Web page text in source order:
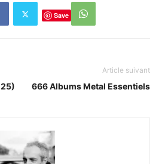
Save
Article suivant
666 Albums Metal Essentiels